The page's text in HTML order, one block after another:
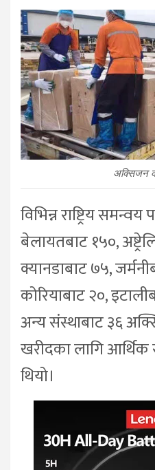
अक्सिजन
विभिन्न राष्ट्रिय
बेलायतबाट १५०,
क्यानडाबाट ७५,
कोरियाबाट २०,
अन्य संस्थाबाट ३६
खरीदका लागि आर्थिक
थियो।